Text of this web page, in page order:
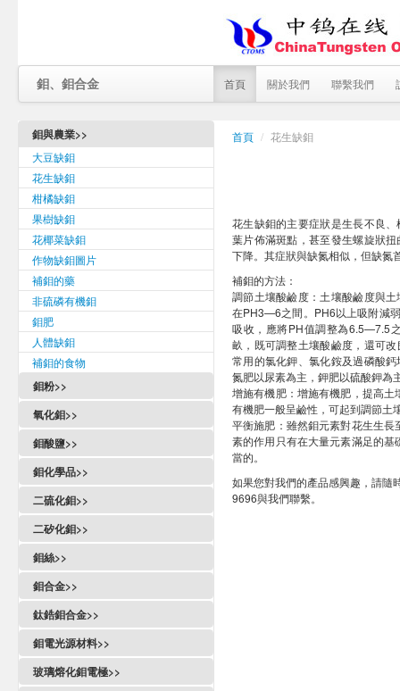
鉬、鉬合金 首頁 關於我們 聯繫我們
鉬與農業>>
大豆缺鉬
花生缺鉬
柑橘缺鉬
果樹缺鉬
花椰菜缺鉬
作物缺鉬圖片
補鉬的藥
非硫磷有機鉬
鉬肥
人體缺鉬
補鉬的食物
鉬粉>>
氧化鉬>>
鉬酸鹽>>
鉬化學品>>
二硫化鉬>>
二矽化鉬>>
鉬絲>>
鉬合金>>
鈦鋯鉬合金>>
鉬電光源材料>>
玻璃熔化鉬電極>>
首頁 / 花生缺鉬
花生缺鉬的主要症狀是生長不良
葉片佈滿斑點，甚至發生螺旋狀
下降。其症狀與缺氮相似，但缺氮
補鉬的方法：
調節土壤酸鹼度：土壤酸鹼度與
在PH3—6之間。PH6以上吸附減
吸收，應將PH值調整為6.5—7.5
畝，既可調整土壤酸鹼度，還可
常用的氯化鉀、氯化銨及過磷酸
氮肥以尿素為主，鉀肥以硫酸鉀為
增施有機肥：增施有機肥，提高
有機肥一般呈鹼性，可起到調節土
平衡施肥：雖然鉬元素對花生生
素的作用只有在大量元素滿足的
當的。
如果您對我們的產品感興趣，請隨
9696與我們聯繫。